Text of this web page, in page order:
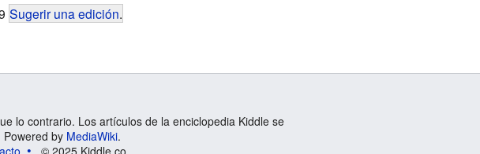
Sugerir una edición.
lo contrario. Los artículos de la enciclopedia Kiddle se
by MediaWiki.